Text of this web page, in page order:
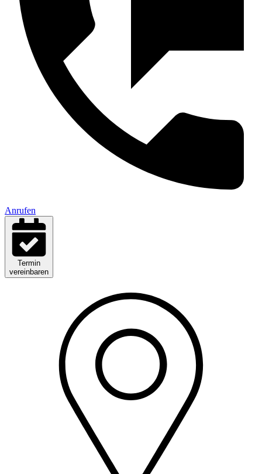
Anrufen
Termin
vereinbaren